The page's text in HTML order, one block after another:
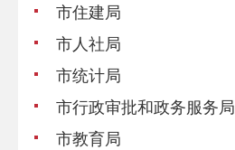
市住建局
市人社局
市统计局
市行政审批和政务服务局
市教育局